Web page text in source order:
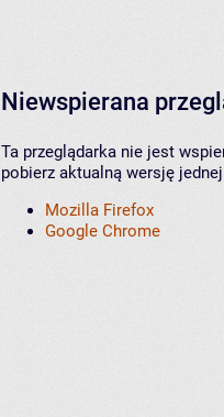
Niewspierana
Ta przeglądarka nie jest
pobierz aktualną wersję
Mozilla Firefox
Google Chrome